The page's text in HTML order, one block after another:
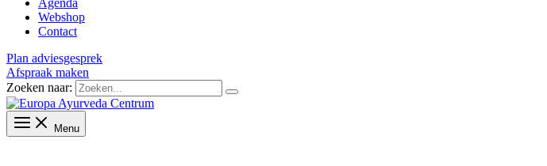
Agenda
Webshop
Contact
Plan adviesgesprek
Afspraak maken
Zoeken naar:
Menu